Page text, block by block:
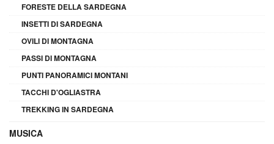
FORESTE DELLA SARDEGNA
INSETTI DI SARDEGNA
OVILI DI MONTAGNA
PASSI DI MONTAGNA
PUNTI PANORAMICI MONTANI
TACCHI D'OGLIASTRA
TREKKING IN SARDEGNA
MUSICA